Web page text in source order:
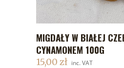
DODAJ DO
MIGDAŁY W BIAŁEJ
CYNAMONEM 100G
15,00 zł inc. VAT